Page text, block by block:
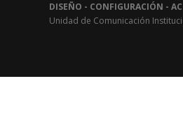
DISEÑO - CONFIGURACIÓN -
Unidad de Comunicación